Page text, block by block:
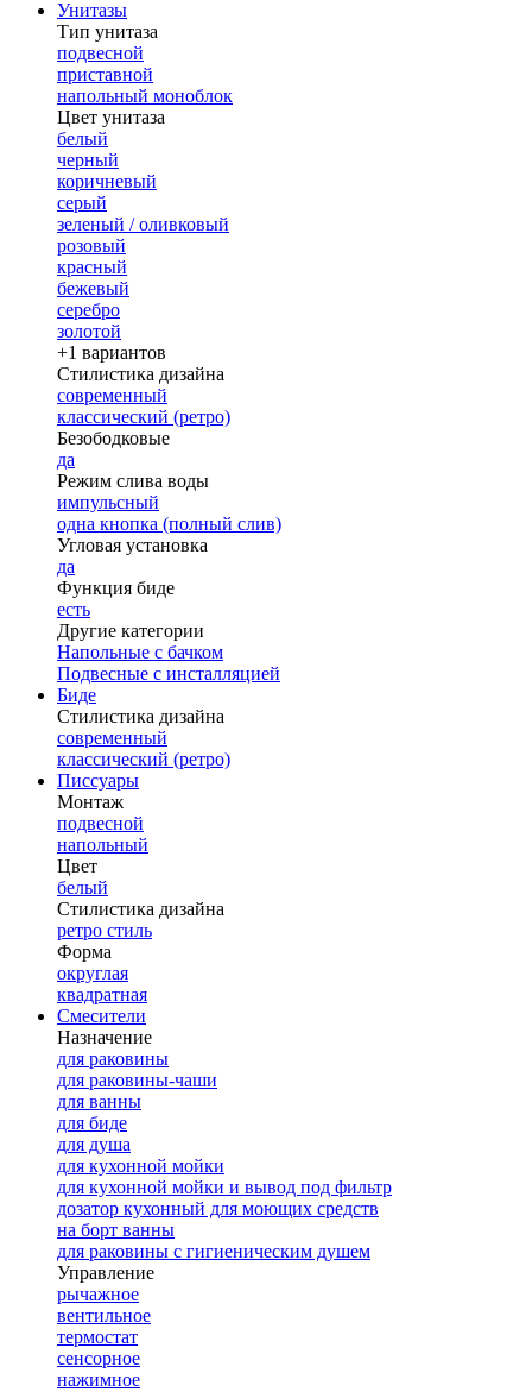
Унитазы
Тип унитаза
подвесной
приставной
напольный моноблок
Цвет унитаза
белый
черный
коричневый
серый
зеленый / оливковый
розовый
красный
бежевый
серебро
золотой
+1 вариантов
Стилистика дизайна
современный
классический (ретро)
Безободковые
да
Режим слива воды
импульсный
одна кнопка (полный слив)
Угловая установка
да
Функция биде
есть
Другие категории
Напольные с бачком
Подвесные с инсталляцией
Биде
Стилистика дизайна
современный
классический (ретро)
Писсуары
Монтаж
подвесной
напольный
Цвет
белый
Стилистика дизайна
ретро стиль
Форма
округлая
квадратная
Смесители
Назначение
для раковины
для раковины-чаши
для ванны
для биде
для душа
для кухонной мойки
для кухонной мойки и вывод под фильтр
дозатор кухонный для моющих средств
на борт ванны
для раковины с гигиеническим душем
Управление
рычажное
вентильное
термостат
сенсорное
нажимное